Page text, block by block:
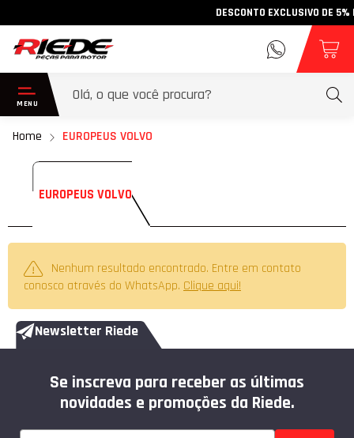
DESCONTO EXCLUSIVO DE 5%
Home EUROPEUS VOLVO
EUROPEUS VOLVO
Nenhum resultado encontrado. Entre em contato
conosco através do WhatsApp. Clique aqui!
Newsletter Riede
Se inscreva para receber as últimas
novidades e promoções da Riede.